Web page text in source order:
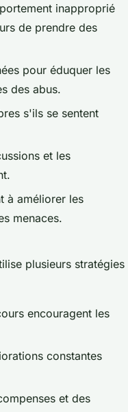
inapproprié
de prendre des
pour éduquer les
des abus.
s'ils se sentent
et les
à améliorer les
menaces.
plusieurs stratégies
encouragent les
constantes
et des